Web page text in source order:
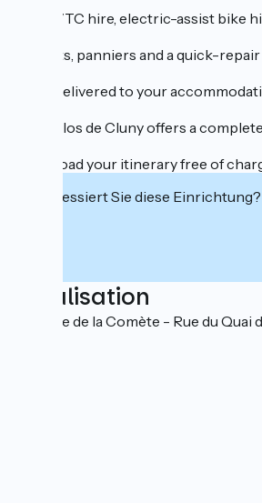
Adult VTC hire, electric-assist bike
Helmets, panniers and a quick-
Bikes delivered to your
Aux Vélos de Cluny offers a
Download your itinerary free of
Interessiert Sie diese
Localisation
Impasse de la Comète - Rue du Quai